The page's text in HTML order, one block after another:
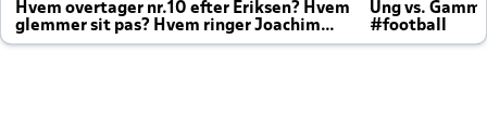
Hvem overtager nr.10 efter Eriksen? Hvem
glemmer sit pas? Hvem ringer Joachim
altid til efter kampe?
Ung vs.
#football